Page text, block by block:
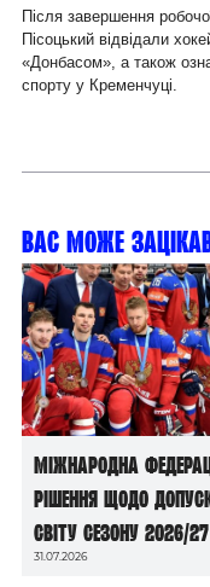
Після завершення
Пісоцький відвідали
«Донбасом», а також
спорту у Кременчуці.
Вас може
Міжнародна
рішення щодо
світу сезону 2026/27
31.07.2026